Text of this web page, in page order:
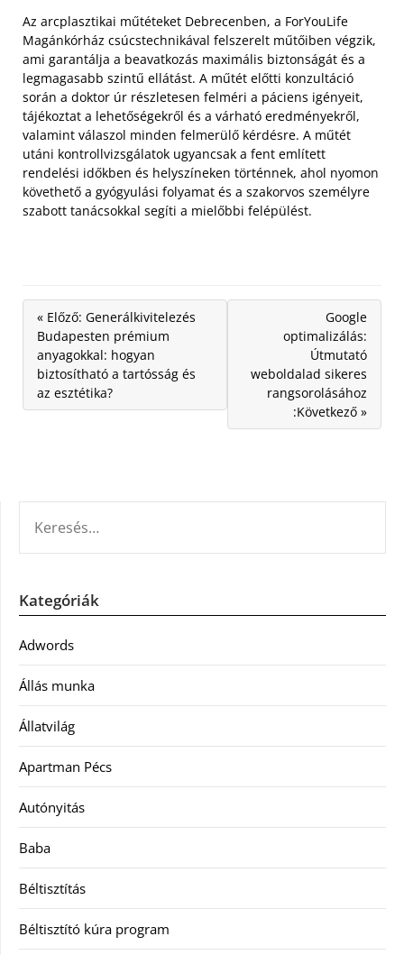
Az arcplasztikai műtéteket Debrecenben, a ForYouLife
Magánkórház csúcstechnikával felszerelt műtőiben végzik,
ami garantálja a beavatkozás maximális biztonságát és a
legmagasabb szintű ellátást. A műtét előtti konzultáció
során a doktor úr részletesen felméri a páciens igényeit,
tájékoztat a lehetőségekről és a várható eredményekről,
valamint válaszol minden felmerülő kérdésre. A műtét
utáni kontrollvizsgálatok ugyancsak a fent említett
rendelési időkben és helyszíneken történnek, ahol nyomon
követhető a gyógyulási folyamat és a szakorvos személyre
szabott tanácsokkal segíti a mielőbbi felépülést.
« Előző: Generálkivitelezés
Budapesten prémium
anyagokkal: hogyan
biztosítható a tartósság és
az esztétika?
Google
optimalizálás:
Útmutató
weboldalad sikeres
rangsorolásához
:Következő »
Kategóriák
Adwords
Állás munka
Állatvilág
Apartman Pécs
Autónyitás
Baba
Béltisztítás
Béltisztító kúra program